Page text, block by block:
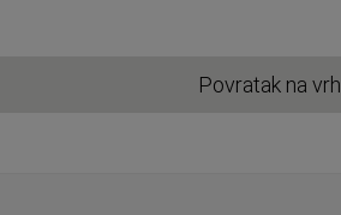
Povratak na vrh